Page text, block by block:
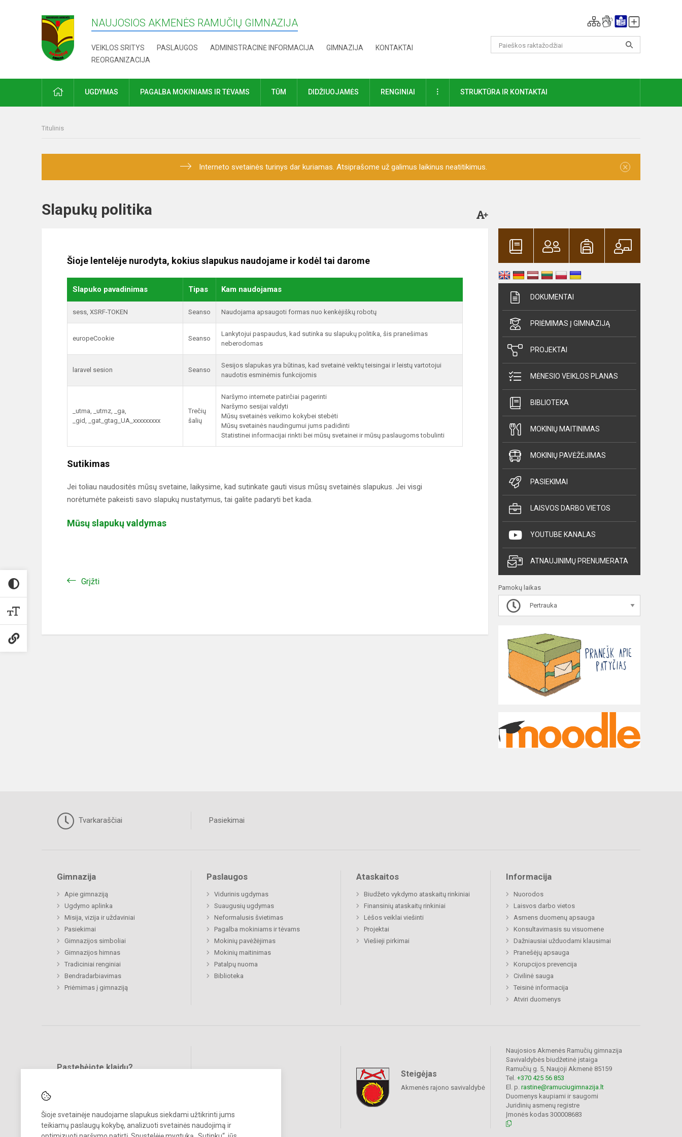
Šioje svetainėje naudojame slapukus siekdami užtikrinti jums
teikiamų paslaugų kokybę, analizuoti svetainės naudojimą ir
NAUJOSIOS AKMENĖS RAMUČIŲ GIMNAZIJA
VEIKLOS SRITYS PASLAUGOS ADMINISTRACINĖ INFORMACIJA GIMNAZIJA
KONTAKTAI
REORGANIZACIJA
PRADŽIAUGDYMAS PAGALBA MOKINIAMS IR TĖVAMS TŪM DIDŽIUOJAMĖS RENGINIAI DAUGIAUSTRUKTŪRA IR KONTAKTAI
Titulinis
Interneto svetainės turinys dar kuriamas. Atsiprašome už galimus laikinus neatitikimus. ×
Slapukų politika
Šioje lentelėje nurodyta, kokius slapukus naudojame ir kodėl tai darome
Slapuko pavadinimas Tipas Kam naudojamas
sess, XSRF-TOKEN Seanso Naudojama apsaugoti formas nuo kenkėjiškų robotų
europeCookie Seanso
Lankytojui paspaudus, kad sutinka su slapukų politika, šis pranešimas
neberodomas
laravel sesion Seanso
Sesijos slapukas yra būtinas, kad svetainė veiktų teisingai ir leistų vartotojui
naudotis esminėmis funkcijomis
_utma, _utmz, _ga,
_gid, _gat_gtag_UA_xxxxxxxxx
Trečių
šalių
Naršymo internete patirčiai pagerinti
Naršymo sesijai valdyti
Mūsų svetainės veikimo kokybei stebėti
Mūsų svetainės naudingumui jums padidinti
Statistinei informacijai rinkti bei mūsų svetainei ir mūsų paslaugoms tobulinti
Sutikimas
Jei toliau naudositės mūsų svetaine, laikysime, kad sutinkate gauti visus mūsų svetainės slapukus. Jei visgi
norėtumėte pakeisti savo slapukų nustatymus, tai galite padaryti bet kada.
Mūsų slapukų valdymas
Grįžti
DOKUMENTAI
PRIĖMIMAS Į GIMNAZIJĄ
PROJEKTAI
MĖNESIO VEIKLOS PLANAS
BIBLIOTEKA
MOKINIŲ MAITINIMAS
MOKINIŲ PAVĖŽĖJIMAS
PASIEKIMAI
LAISVOS DARBO VIETOS
YOUTUBE KANALAS
ATNAUJINIMŲ PRENUMERATA
Pamokų laikas
Pertrauka
Tvarkaraščiai Pasiekimai
Gimnazija
Apie gimnaziją
Ugdymo aplinka
Misija, vizija ir uždaviniai
Pasiekimai
Gimnazijos simboliai
Gimnazijos himnas
Tradiciniai renginiai
Bendradarbiavimas
Priėmimas į gimnaziją
Paslaugos
Vidurinis ugdymas
Suaugusių ugdymas
Neformalusis švietimas
Pagalba mokiniams ir tėvams
Mokinių pavėžėjimas
Mokinių maitinimas
Patalpų nuoma
Biblioteka
Ataskaitos
Biudžeto vykdymo ataskaitų rinkiniai
Finansinių ataskaitų rinkiniai
Lėšos veiklai viešinti
Projektai
Viešieji pirkimai
Informacija
Nuorodos
Laisvos darbo vietos
Asmens duomenų apsauga
Konsultavimasis su visuomene
Dažniausiai užduodami klausimai
Pranešėjų apsauga
Korupcijos prevencija
Civilinė sauga
Teisinė informacija
Atviri duomenys
Pastebėjote klaidų?
Steigėjas
Akmenės rajono savivaldybė
Naujosios Akmenės Ramučių gimnazija
Savivaldybės biudžetinė įstaiga
Ramučių g. 5, Naujoji Akmenė 85159
Tel. +370 425 56 853
El. p. rastine@ramuciugimnazija.lt
Duomenys kaupiami ir saugomi
Juridinių asmenų registre
Įmonės kodas 300008683